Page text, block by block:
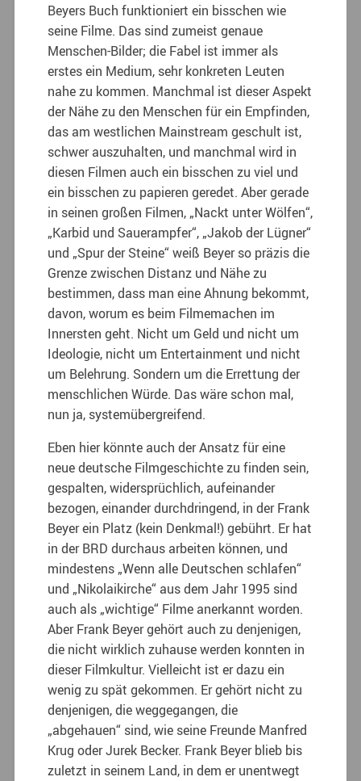
Beyers Buch funktioniert ein bisschen wie
seine Filme. Das sind zumeist genaue
Menschen-Bilder; die Fabel ist immer als
erstes ein Medium, sehr konkreten Leuten
nahe zu kommen. Manchmal ist dieser Aspekt
der Nähe zu den Menschen für ein Empfinden,
das am westlichen Mainstream geschult ist,
schwer auszuhalten, und manchmal wird in
diesen Filmen auch ein bisschen zu viel und
ein bisschen zu papieren geredet. Aber gerade
in seinen großen Filmen, „Nackt unter Wölfen“,
„Karbid und Sauerampfer“, „Jakob der Lügner“
und „Spur der Steine“ weiß Beyer so präzis die
Grenze zwischen Distanz und Nähe zu
bestimmen, dass man eine Ahnung bekommt,
davon, worum es beim Filmemachen im
Innersten geht. Nicht um Geld und nicht um
Ideologie, nicht um Entertainment und nicht
um Belehrung. Sondern um die Errettung der
menschlichen Würde. Das wäre schon mal,
nun ja, systemübergreifend.
Eben hier könnte auch der Ansatz für eine
neue deutsche Filmgeschichte zu finden sein,
gespalten, widersprüchlich, aufeinander
bezogen, einander durchdringend, in der Frank
Beyer ein Platz (kein Denkmal!) gebührt. Er hat
in der BRD durchaus arbeiten können, und
mindestens „Wenn alle Deutschen schlafen“
und „Nikolaikirche“ aus dem Jahr 1995 sind
auch als „wichtige“ Filme anerkannt worden.
Aber Frank Beyer gehört auch zu denjenigen,
die nicht wirklich zuhause werden konnten in
dieser Filmkultur. Vielleicht ist er dazu ein
wenig zu spät gekommen. Er gehört nicht zu
denjenigen, die weggegangen, die
„abgehauen“ sind, wie seine Freunde Manfred
Krug oder Jurek Becker. Frank Beyer blieb bis
zuletzt in seinem Land, in dem er unentwegt